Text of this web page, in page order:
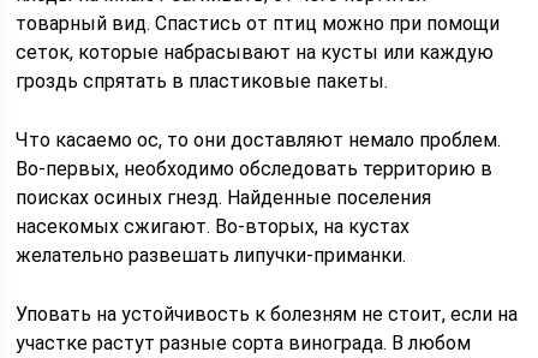
товарный вид. Спастись от птиц можно при помощи
сеток, которые набрасывают на кусты или каждую
гроздь спрятать в пластиковые пакеты.
Что касаемо ос, то они доставляют немало проблем.
Во-первых, необходимо обследовать территорию в
поисках осиных гнезд. Найденные поселения
насекомых сжигают. Во-вторых, на кустах
желательно развешать липучки-приманки.
Уповать на устойчивость к болезням не стоит, если на
участке растут разные сорта винограда. В любом